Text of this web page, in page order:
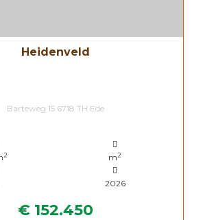
Heidenveld
Barteweg 15 6718 TH Ede
2 m2
2026
€ 152.450